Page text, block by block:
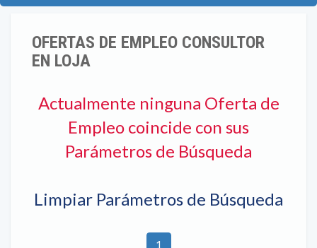
OFERTAS DE EMPLEO CONSULTOR
EN LOJA
Actualmente ninguna Oferta de
Empleo coincide con sus
Parámetros de Búsqueda
Limpiar Parámetros de Búsqueda
1